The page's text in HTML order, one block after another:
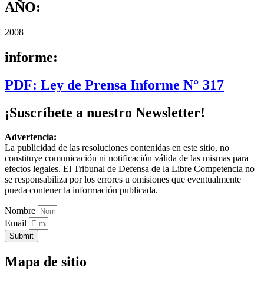
AÑO:
2008
informe:
PDF: Ley de Prensa Informe N° 317
¡Suscríbete a nuestro Newsletter!
Advertencia:
La publicidad de las resoluciones contenidas en este sitio, no
constituye comunicación ni notificación válida de las mismas para
efectos legales. El Tribunal de Defensa de la Libre Competencia no
se responsabiliza por los errores u omisiones que eventualmente
pueda contener la información publicada.
Nombre
Email
Submit
Mapa de sitio